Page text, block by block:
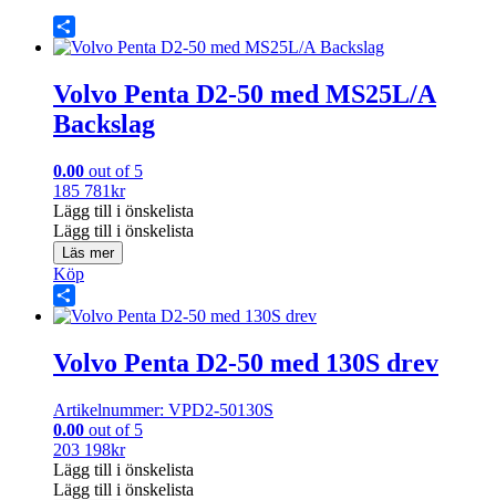
Share
Volvo Penta D2-50 med MS25L/A
Backslag
0.00 out of 5
185 781kr
Lägg till i önskelista
Lägg till i önskelista
Läs mer
Köp
Share
Volvo Penta D2-50 med 130S drev
Artikelnummer: VPD2-50130S
0.00 out of 5
203 198kr
Lägg till i önskelista
Lägg till i önskelista